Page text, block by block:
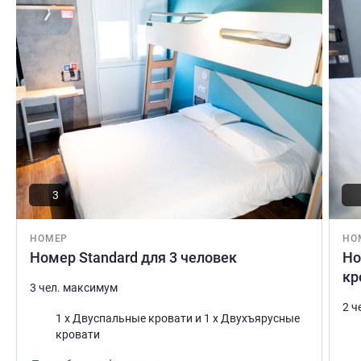
НОМЕР
Номер Standard для 3 человек
3
3 чел. максимум
Постель1 x Двуспальные кровати и 1 x Двухъярусные
кровати
2